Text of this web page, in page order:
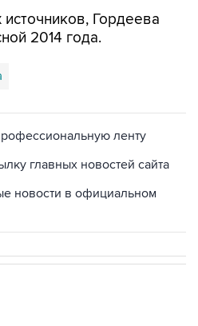
Гордеева
2014 года.
ленту
главных новостей сайта
новости в официальном